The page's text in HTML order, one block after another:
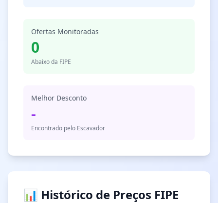
Ofertas Monitoradas
0
Abaixo da FIPE
Melhor Desconto
-
Encontrado pelo Escavador
📊 Histórico de Preços FIPE